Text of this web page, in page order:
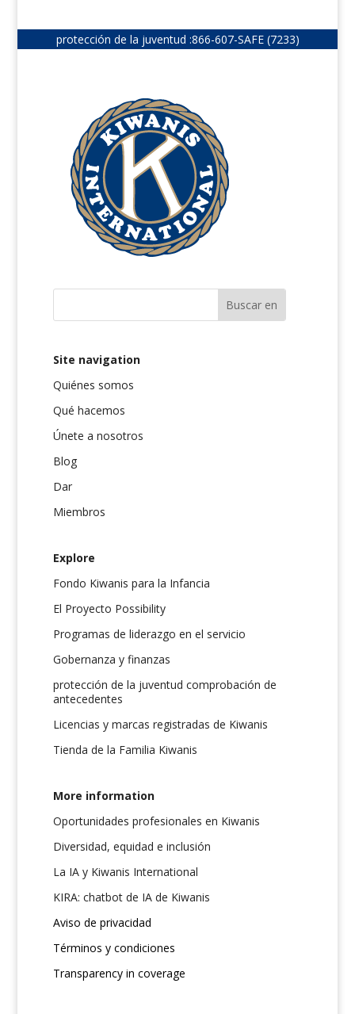
protección de la juventud :866-607-SAFE (7233)
Site navigation
Quiénes somos
Qué hacemos
Únete a nosotros
Blog
Dar
Miembros
Explore
Fondo Kiwanis para la Infancia
El Proyecto Possibility
Programas de liderazgo en el servicio
Gobernanza y finanzas
protección de la juventud comprobación de
antecedentes
Licencias y marcas registradas de Kiwanis
Tienda de la Familia Kiwanis
More information
Oportunidades profesionales en Kiwanis
Diversidad, equidad e inclusión
La IA y Kiwanis International
KIRA: chatbot de IA de Kiwanis
Aviso de privacidad
Términos y condiciones
Transparency in coverage